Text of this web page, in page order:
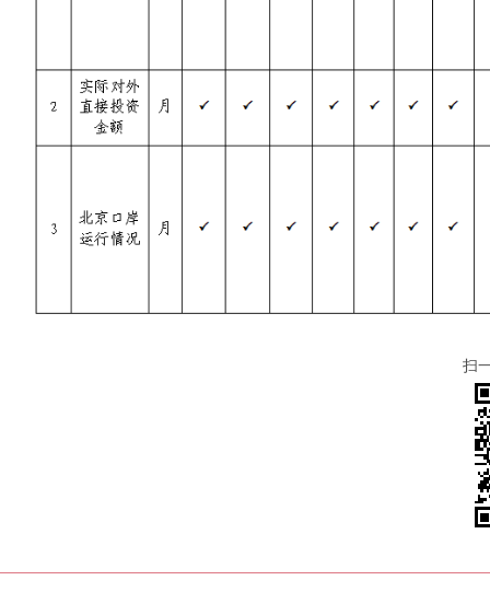
扫